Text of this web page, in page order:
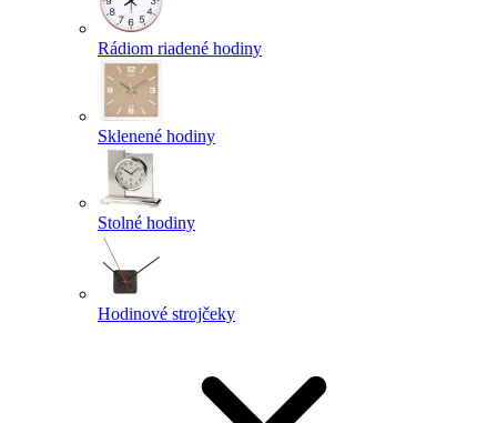
Rádiom riadené hodiny
Sklenené hodiny
Stolné hodiny
Hodinové strojčeky